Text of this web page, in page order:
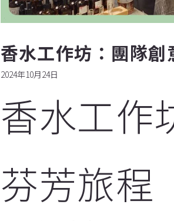
香水工作坊：團隊
2024年10月24日
香水工作
芬芳旅程